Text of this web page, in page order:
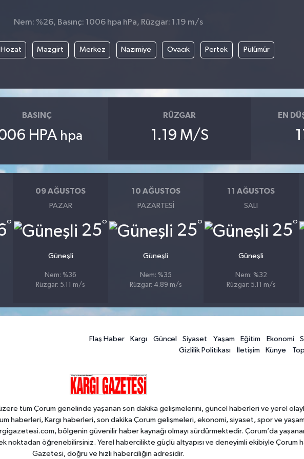
Nem: %26, Basınç: 1006 hpa hPa, Rüzgar: 1.19 m/s
Hozat Mazgirt Merkez Nazımiye Ovacık Pertek Pülümür
BASINÇ
HPA hpa
RÜZGAR
1.19 M/S
EN
°
09 AĞUSTOS
PAZAR
25°
Güneşli
Nem: %36
Rüzgar: 5.11 m/s
10 AĞUSTOS
PAZARTESI
25°
Güneşli
Nem: %35
Rüzgar: 4.89 m/s
11 AĞUSTOS
SALI
25°
Güneşli
Nem: %32
Rüzgar: 5.11 m/s
Flaş Haber Kargı Güncel Siyaset Yaşam Eğitim Ekonomi
Gizlilik Politikası
İletişim Künye
tüm Çorum genelinde yaşanan son dakika gelişmelerini, güncel haberleri ve yerel
haberleri, Kargı haberleri, son dakika Çorum gelişmeleri, ekonomi, siyaset, spor ve
bölgenin güvenilir haber kaynağı olmayı sürdürmektedir. Çorum’da
noktadan öğrenebilirsiniz. Yerel habercilikte güçlü altyapısı ve deneyimli ekibiyle Çorum
Gazetesi, doğru ve hızlı haberciliğin adresidir.